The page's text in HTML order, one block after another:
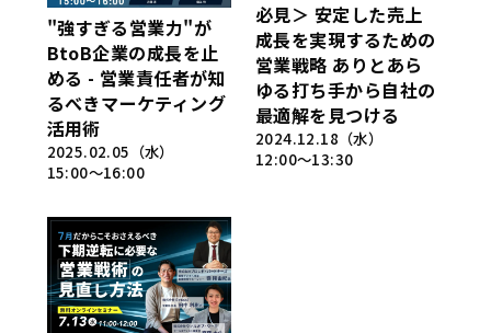
"強すぎる営業力"が
BtoB企業の成長を止
める - 営業責任者が知
るべきマーケティング
活用術
2025.02.05（水）
15:00～16:00
必見＞ 安定した売上
成長を実現するための
営業戦略 ありとあら
ゆる打ち手から自社の
最適解を見つける
2024.12.18（水）
12:00～13:30